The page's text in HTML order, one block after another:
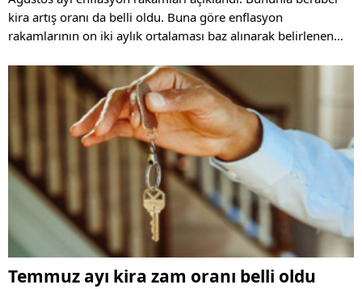
kira artış oranı da belli oldu. Buna göre enflasyon
rakamlarının on iki aylık ortalaması baz alınarak belirlenen
oranı hesaplaması nasıl yapılıyor? Haberin detayında...
Temmuz ayı kira zam oranı belli oldu